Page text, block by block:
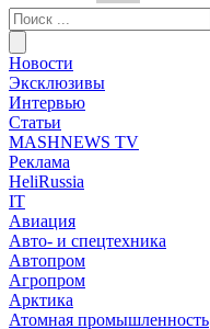
Новости
Эксклюзивы
Интервью
Статьи
MASHNEWS TV
Реклама
HeliRussia
IT
Авиация
Авто- и спецтехника
Автопром
Агропром
Арктика
Атомная промышленность